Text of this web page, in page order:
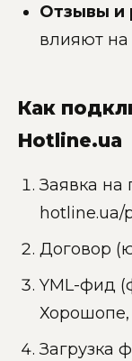
Отзывы и
влияют на
Как
Hotline.ua
Заявка на
hotline.ua/
Договор
YML-фид
Хорошопе,
Загрузка